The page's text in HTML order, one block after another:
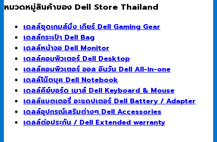
หมวดหมู่สินค้าของ Dell Store Thailand
เดลล์ชุดเกมส์มิ่ง เกียร์ Dell Gaming Gear
เดลล์กระเป๋า Dell Bag
เดลล์หน้าจอ Dell Monitor
เดลล์คอมพิวเตอร์ Dell Desktop
เดลล์คอมพิวเตอร์ ออล อินวัน Dell All-in-one
เดลล์โน๊ตบุค Dell Notebook
เดลล์คีย์บอร์ด เมาส์ Dell Keyboard & Mouse
เดลล์แบตเตอรี่ อะแดปเตอร์ Dell Battery / Adapter
เดลล์อุปกรณ์เสริมต่างๆ Dell Accessories
เดลล์ต่อประกัน / Dell Extended warranty